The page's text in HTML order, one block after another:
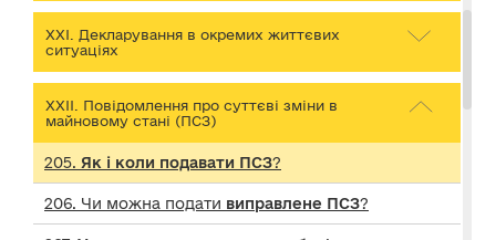
ХХІ. Декларування в окремих життєвих
ситуаціях
ХХІІ. Повідомлення про суттєві зміни в
майновому стані (ПСЗ)
205. Як і коли подавати ПСЗ?
206. Чи можна подати виправлене ПСЗ?